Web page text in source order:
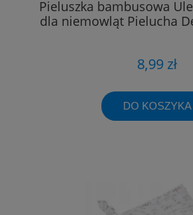
Pieluszka bambusowa
dla niemowląt Pielucha
8,99 zł
DO KOSZYKA